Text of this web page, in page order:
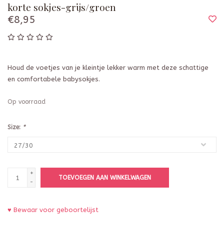
korte sokjes-grijs/groen
€8,95
Houd de voetjes van je kleintje lekker warm met deze schattige
en comfortabele babysokjes.
Op voorraad
Size: *
+
-
TOEVOEGEN AAN WINKELWAGEN
♥ Bewaar voor geboortelijst